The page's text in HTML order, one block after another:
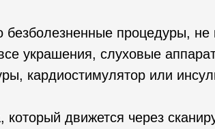
безболезненные процедуры,
украшения, слуховые
кардиостимулятор или
движется через